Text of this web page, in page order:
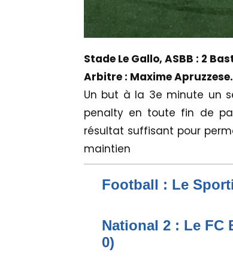
Stade Le Gallo, ASBB : 2
Arbitre : Maxime Apruzzese.
Un but à la 3e minute un
penalty en toute fin de
résultat suffisant pour
maintien
Football : Le
National 2 : Le FC
0)